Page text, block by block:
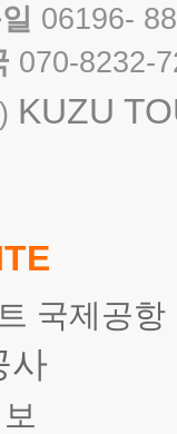
06196-
070-8232-
KUZU
국제공항
사